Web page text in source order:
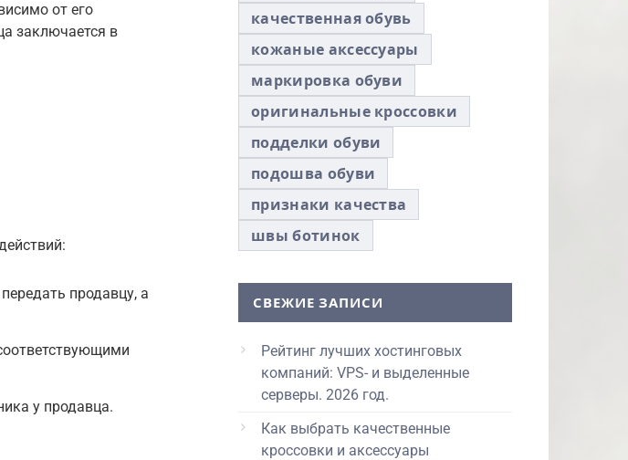
от его
заключается в
продавцу, а
у продавца.
качественная обувь
кожаные аксессуары
маркировка обуви
оригинальные кроссовки
подделки обуви
подошва обуви
признаки качества
швы ботинок
СВЕЖИЕ ЗАПИСИ
Рейтинг лучших хостинговых
компаний: VPS- и выделенные
серверы. 2026 год.
Как выбрать качественные
кроссовки и аксессуары